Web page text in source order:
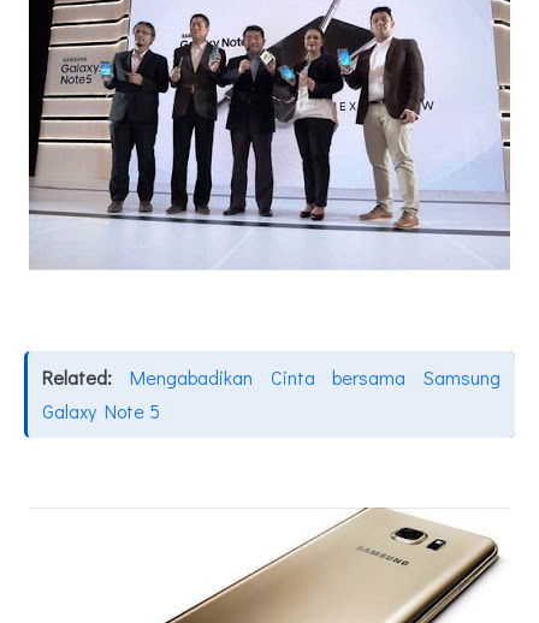
Related: Mengabadikan Cinta bersama Samsung
Galaxy Note 5